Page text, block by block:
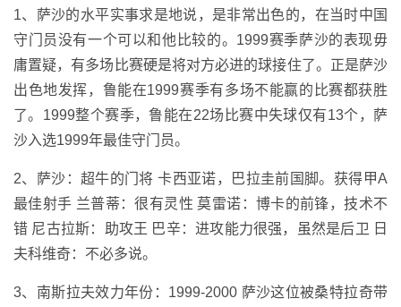
1、萨沙的水平实事求是地说，是非常出色的，在当时中国
守门员没有一个可以和他比较的。1999赛季萨沙的表现毋
庸置疑，有多场比赛硬是将对方必进的球接住了。正是萨沙
出色地发挥，鲁能在1999赛季有多场不能赢的比赛都获胜
了。1999整个赛季，鲁能在22场比赛中失球仅有13个，萨
沙入选1999年最佳守门员。
2、萨沙：超牛的门将 卡西亚诺，巴拉圭前国脚。获得甲A
最佳射手 兰普蒂：很有灵性 莫雷诺：博卡的前锋，技术不
错 尼古拉斯：助攻王 巴辛：进攻能力很强，虽然是后卫 日
夫科维奇：不必多说。
3、南斯拉夫效力年份：1999-2000 萨沙这位被桑特拉奇带